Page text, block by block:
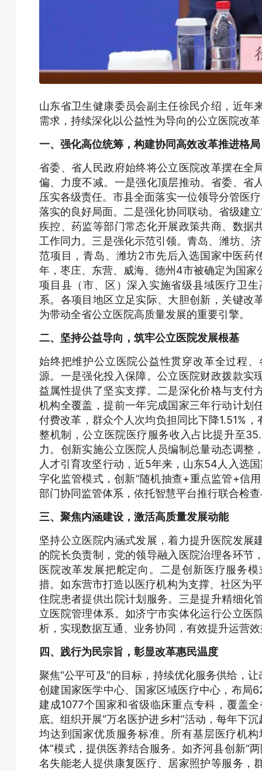
山东省卫生健康委员会副主任徐民介绍，近年
需求，持续深化以公益性为导向的公立医院改
一、强化高位统筹，构建协同高效改革推进格局
省委、省人民政府始终将公立医院改革摆在全
偏、力度不减。一是强化顶层推动。省委、省
压实各级责任。市县全面落实一位领导分管医
落实的良好局面。二是强化协同联动。省级建
疾控、药监等部门常态化开展政策共商、数据
工作同力。三是强化示范引领。青岛、潍坊、
范项目，青岛、潍坊2市先后入选国家中医
年，枣庄、东营、威海、德州4市被确定为国
项目县（市、区）深入实施省级县域医疗卫
系。各项目地区立足实际、大胆创新，关键改
为带动全省公立医院高质量发展的重要引擎。
二、坚持公益导向，筑牢公立医院发展根基
始终把维护公立医院公益性贯穿改革全过程
源。一是强化投入保障。公立医院财政拨款实
益属性提供了坚实支撑。二是深化价格与支付
机构全覆盖，提前一年完成国家三年行动计划
付费改革，群众个人次均负担同比下降1.51%
整机制，公立医院医疗服务收入占比提升至
力。创新实施公立医院人员编制总量动态调整
人才引育攻坚行动，近5年来，山东54人入选
字化监管模式，创新“随机抽查+重点监管+信
部门协同监管体系，依托智慧平台推行联合检
三、聚焦内涵建设，激活高质量发展动能
坚持公立医院内涵式发展，着力提升医院发展
的院长负责制，党的领导融入医院治理各环节
医院改革发展把舵定向。二是创新医疗服务
措。如东营市打造以医疗机构为支撑、社区为
住院患者提供出院计划服务。三是提升精细化
立医院管理体系。如济宁市实体化运行公立医
析，实现数据互通、业务协同，有效提升运营
四、践行为民宗旨，彰显改革惠民温度
聚焦“公平可及”的目标，持续优化服务供给，
创建国家医学中心、国家区域医疗中心，布局
建成1077个国家和省级临床重点专科，覆盖
底。组织开展“万名医护进乡村”活动，每年下
均达到国家优质服务标准。所有基层医疗机
体”模式，提供医养结合服务。如齐河县创新“
名失能老人提供康复医疗、居家照护等服务，